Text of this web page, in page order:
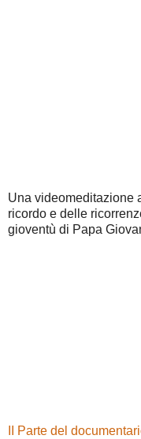
Una videomeditazione
ricordo e delle
gioventù di Papa
II Parte del